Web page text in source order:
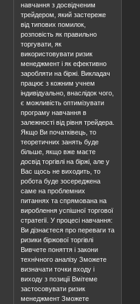
навчання з досвідченим
трейдером, який застереже
від типових помилок,
розповість як правильно
торгувати, як
використовувати ризик
менеджмент і як ефективно
заробляти на біржі. Викладач
працює з кожним учнем
індивідуально, внаслідок чого,
є можливість оптимізувати
програму навчання в
залежності від рівня трейдера.
Якщо Ви початківець, то
теоретичних занять буде
більше, якщо вже маєте
досвід торгівлі на біржі, але у
Вас щось не виходить, то
робота буде зосереджена
саме на проблемних
питаннях та спрямована на
вироблення успішної торгової
стратегії. У процесі навчання:
Ви дізнаєтеся про переваги та
ризики біржової торгівлі
Вивчете поняття і закони
технічного аналізу Зможете
визначати точки входу і
виходу з позиції Вмітеме
застосовувати ризик
менеджмент Зможете